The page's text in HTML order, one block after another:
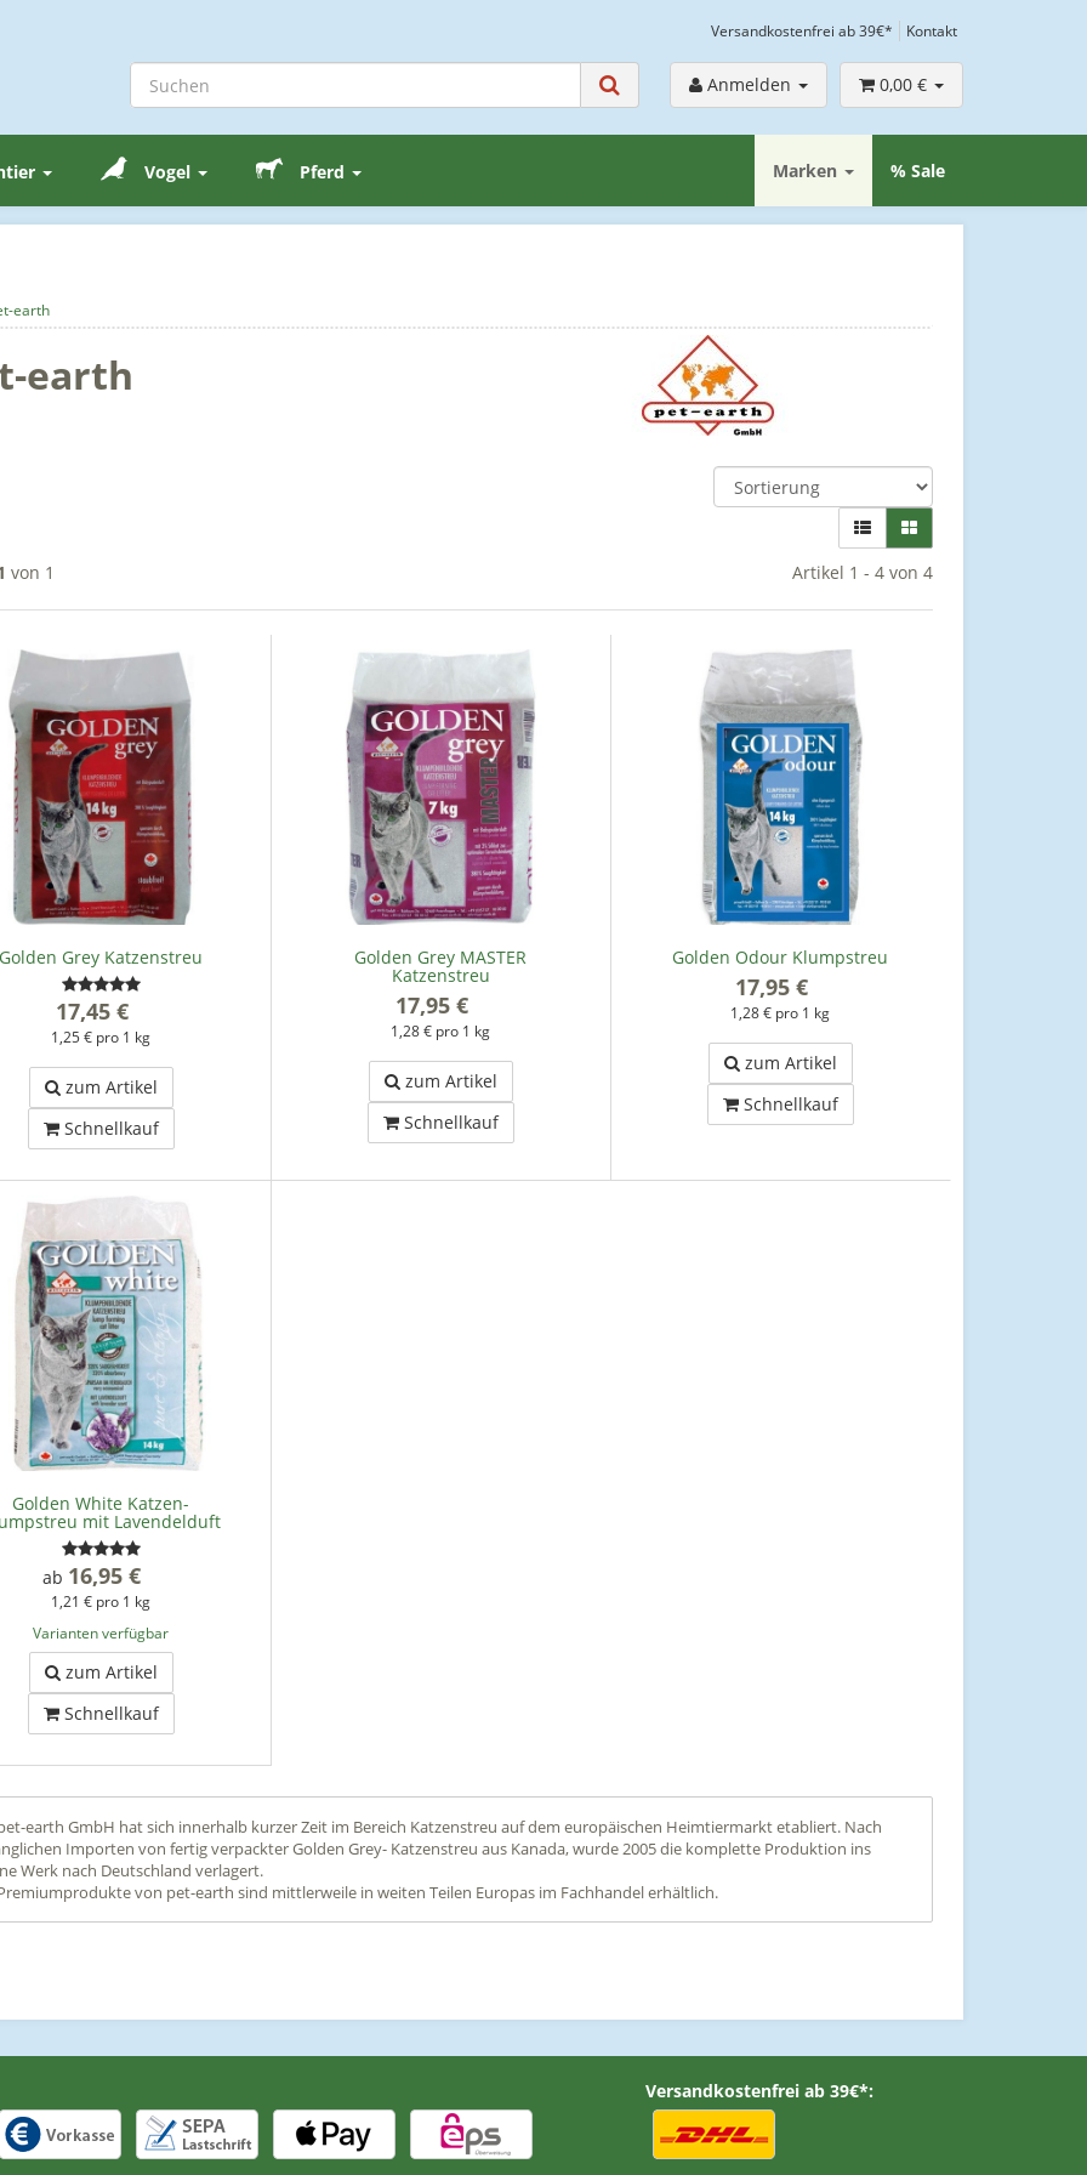
Versandkostenfrei ab 39€* Kontakt
Anmelden 0,00 €
Vogel Pferd % Sale
Marken
earth
earth
von 1 Artikel 1 - 4 von 4
Golden Grey Katzenstreu
17,45 €
1,25 € pro 1 kg
zum Artikel
Schnellkauf
Golden Grey MASTER
Katzenstreu
17,95 €
1,28 € pro 1 kg
zum Artikel
Schnellkauf
Golden Odour Klumpstreu
17,95 €
1,28 € pro 1 kg
zum Artikel
Schnellkauf
Golden White Katzen-
mit Lavendelduft
ab 16,95 €
1,21 € pro 1 kg
Varianten verfügbar
zum Artikel
Schnellkauf
earth GmbH hat sich innerhalb kurzer Zeit im Bereich Katzenstreu auf dem europäischen Heimtiermarkt etabliert. Nach
Importen von fertig verpackter Golden Grey- Katzenstreu aus Kanada, wurde 2005 die komplette Produktion ins
Werk nach Deutschland verlagert.
von pet-earth sind mittlerweile in weiten Teilen Europas im Fachhandel erhältlich.
Versandkostenfrei ab 39€*: